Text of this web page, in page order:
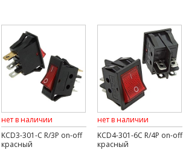
нет в наличии
KCD3-301-C R/3P on-off
красный
нет в наличии
KCD4-301-6C R/4P on-off
красный